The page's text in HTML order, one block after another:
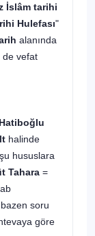
İslâm tarihi
Hulefası"
alanında
de vefat
halinde
şu hususlara
Tahara =
soru
göre